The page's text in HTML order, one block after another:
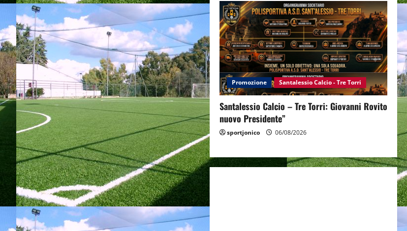
Promozione Santalessio Calcio - Tre Torri
Santalessio Calcio – Tre Torri: Giovanni Rovito
nuovo Presidente”
sportjonico 06/08/2026